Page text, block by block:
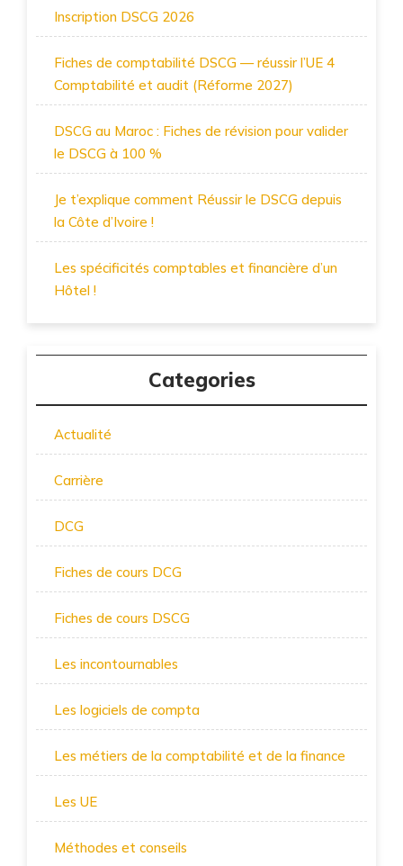
Inscription DSCG 2026
Fiches de comptabilité DSCG — réussir l’UE 4
Comptabilité et audit (Réforme 2027)
DSCG au Maroc : Fiches de révision pour valider
le DSCG à 100 %
Je t’explique comment Réussir le DSCG depuis
la Côte d’Ivoire !
Les spécificités comptables et financière d’un
Hôtel !
Categories
Actualité
Carrière
DCG
Fiches de cours DCG
Fiches de cours DSCG
Les incontournables
Les logiciels de compta
Les métiers de la comptabilité et de la finance
Les UE
Méthodes et conseils